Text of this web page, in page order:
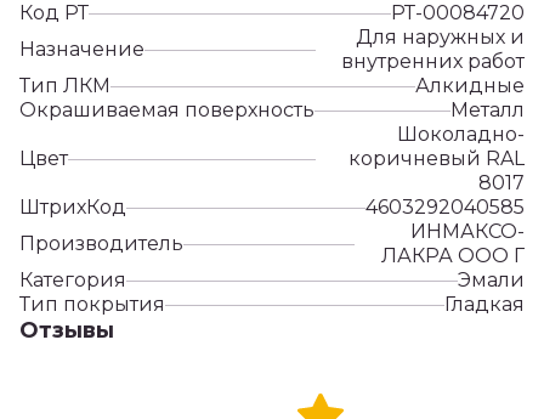
Код РТ
РТ-00084720
Назначение
Для наружных и
внутренних работ
Тип ЛКМ
Алкидные
Окрашиваемая поверхность
Металл
Цвет
Шоколадно-
коричневый RAL
8017
ШтрихКод
4603292040585
Производитель
ИНМАКСО-
ЛАКРА ООО Г
Категория
Эмали
Тип покрытия
Гладкая
Отзывы